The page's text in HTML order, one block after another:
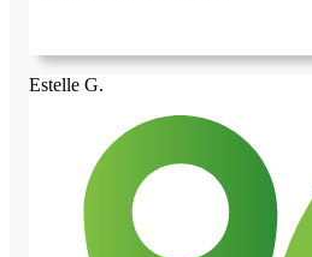
Estelle G.